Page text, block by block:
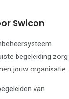
met
Swicon
begeleiding zorg
jouw organisatie.
van